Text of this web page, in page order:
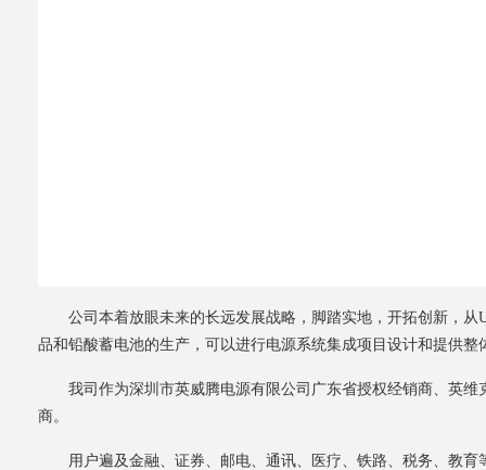
公司本着放眼未来的长远发展战略，脚踏实地，开拓创新，从
品和铅酸蓄电池的生产，可以进行电源系统集成项目设计和提供
我司作为深圳市英威腾电源有限公司广东省授权经销商、英
商。
用户遍及金融、证券、邮电、通讯、医疗、铁路、税务、教